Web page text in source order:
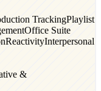
TrackingPlaylist
Office Suite
ReactivityInterpersonal
&